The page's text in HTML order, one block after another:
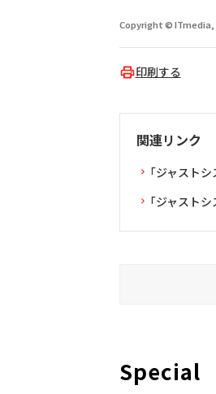
Copyright © ITmedia,
印刷する
関連リンク
「ジャスト
「ジャスト
Special